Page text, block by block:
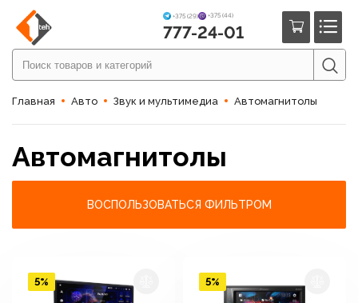
+375 (29) +375 (44)
777-24-01
Главная Авто Звук и мультимедиа Автомагнитолы
Автомагнитолы
ВОСПОЛЬЗОВАТЬСЯ ФИЛЬТРОМ
5% 5%